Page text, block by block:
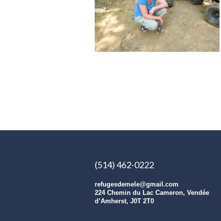
(514) 462-0222
refugesdemele@gmail.com
224 Chemin du Lac Cameron, Vendée
d’Amherst, J0T 2T0